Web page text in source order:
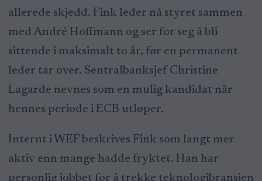
allerede skjedd. Fink leder nå styret sammen
med André Hoffmann og ser for seg å bli
sittende i maksimalt to år, før en permanent
leder tar over. Sentralbanksjef Christine
Lagarde nevnes som en mulig kandidat når
hennes periode i ECB utløper.
Internt i WEF beskrives Fink som langt mer
aktiv enn mange hadde fryktet. Han har
personlig jobbet for å trekke teknologibransjen